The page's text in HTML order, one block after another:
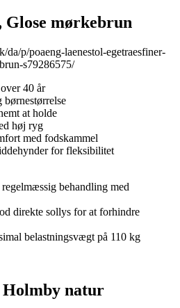
mørkebrun
p/poaeng-laenestol-egetraesfiner-
s79286575/
40 år
børnestørrelse
at holde
høj ryg
med fodskammel
for fleksibilitet
behandling med
direkte sollys for at forhindre
belastningsvægt på 110 kg
natur